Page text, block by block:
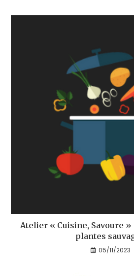
Atelier « Cuisine, Savoure
plantes
05/11/2023